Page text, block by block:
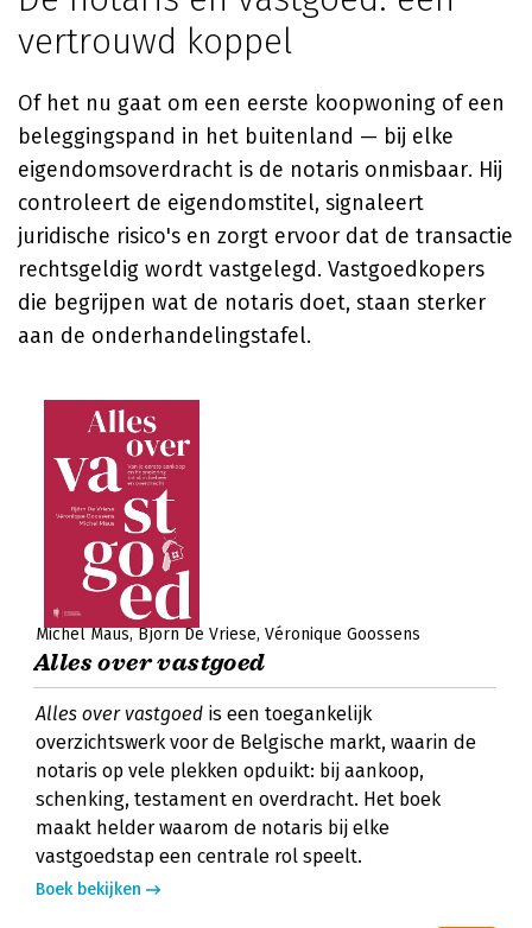
vertrouwd koppel
Of het nu gaat om een eerste koopwoning of een
beleggingspand in het buitenland — bij elke
eigendomsoverdracht is de notaris onmisbaar. Hij
controleert de eigendomstitel, signaleert
juridische risico's en zorgt ervoor dat de transactie
rechtsgeldig wordt vastgelegd. Vastgoedkopers
die begrijpen wat de notaris doet, staan sterker
aan de onderhandelingstafel.
Michel Maus Björn De Vriese Véronique Goossens
Alles over vastgoed
Alles over vastgoed is een toegankelijk
overzichtswerk voor de Belgische markt, waarin de
notaris op vele plekken opduikt: bij aankoop,
schenking, testament en overdracht. Het boek
maakt helder waarom de notaris bij elke
vastgoedstap een centrale rol speelt.
Boek bekijken